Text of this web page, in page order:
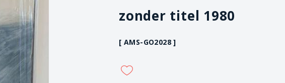
zonder titel 1980
[ AMS-GO2028 ]